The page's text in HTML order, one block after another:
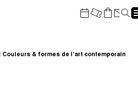
sur les cookies
la
la
pied
Couleurs & formes de l’art contemporain